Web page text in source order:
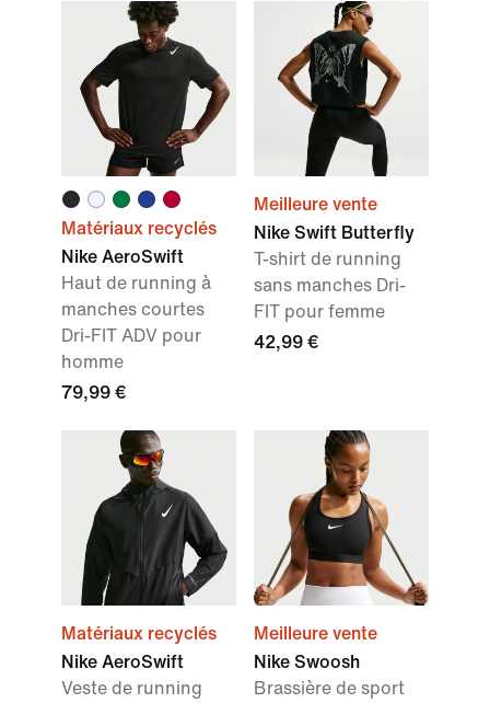
Matériaux recyclés
Nike AeroSwift
Haut de running à
manches courtes
Dri-FIT ADV pour
homme
79,99 €
Meilleure vente
Nike Swift Butterfly
T-shirt de running
sans manches Dri-
FIT pour femme
42,99 €
Matériaux recyclés
Nike AeroSwift
Veste de running
Meilleure vente
Nike Swoosh
Brassière de sport